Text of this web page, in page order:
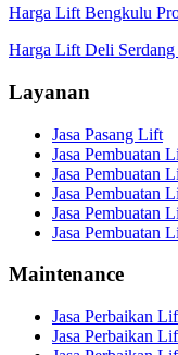
Harga Lift Bengkulu
Harga Lift Deli
Layanan
Jasa Pasang Lift
Jasa Pembuatan
Jasa Pembuatan
Jasa Pembuatan
Jasa Pembuatan
Jasa Pembuatan
Maintenance
Jasa Perbaikan
Jasa Perbaikan